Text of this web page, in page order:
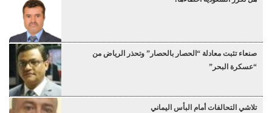
صنعاء تثبت معادلة “الحصار بالحصار” وتحذر الرياض من
“عسكرة البحر”
تلاشي التحالفات أمام البأس اليماني